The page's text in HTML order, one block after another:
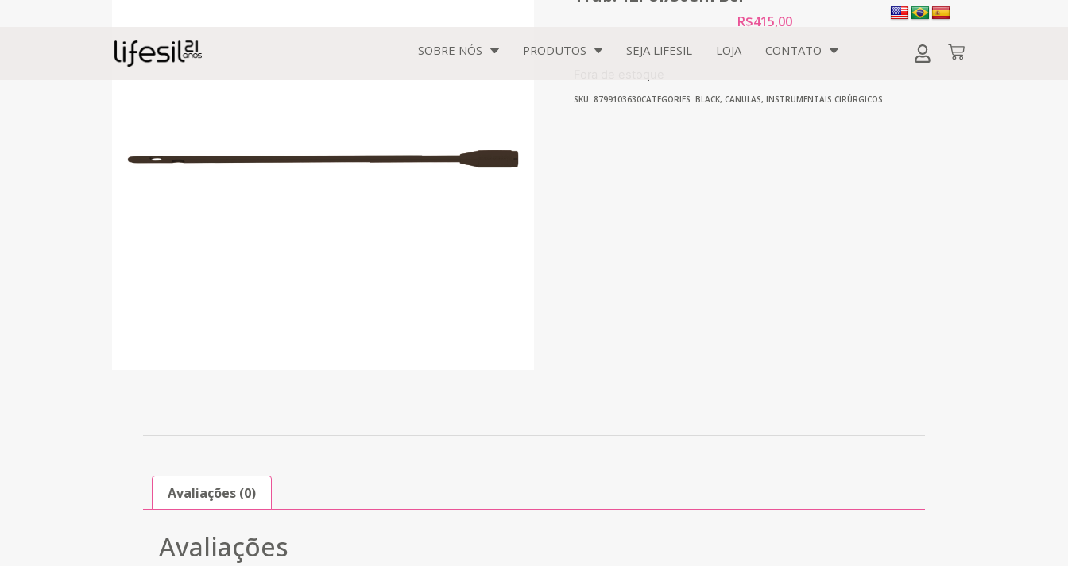
SOBRE NÓS PRODUTOS SEJA LIFESIL LOJA CONTATO
R$415,00
SKU: 8799103630CATEGORIES: BLACK, CANULAS, INSTRUMENTAIS CIRÚRGICOS
Avaliações (0)
Avaliações